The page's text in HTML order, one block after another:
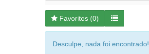
Favoritos (0)
Desculpe, nada foi encontrado!